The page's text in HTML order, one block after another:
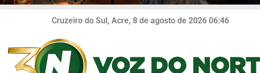
Cruzeiro do Sul, Acre, 8 de agosto de 2026 06:46